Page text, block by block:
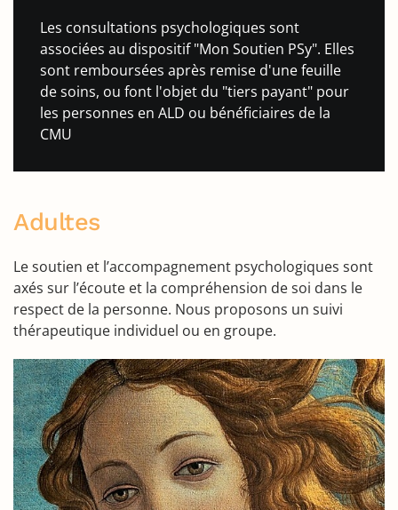
Les consultations psychologiques sont
associées au dispositif "Mon Soutien PSy". Elles
sont remboursées après remise d'une feuille
de soins, ou font l'objet du "tiers payant" pour
les personnes en ALD ou bénéficiaires de la
CMU
Adultes
Le soutien et l’accompagnement psychologiques sont
axés sur l’écoute et la compréhension de soi dans le
respect de la personne. Nous proposons un suivi
thérapeutique individuel ou en groupe.